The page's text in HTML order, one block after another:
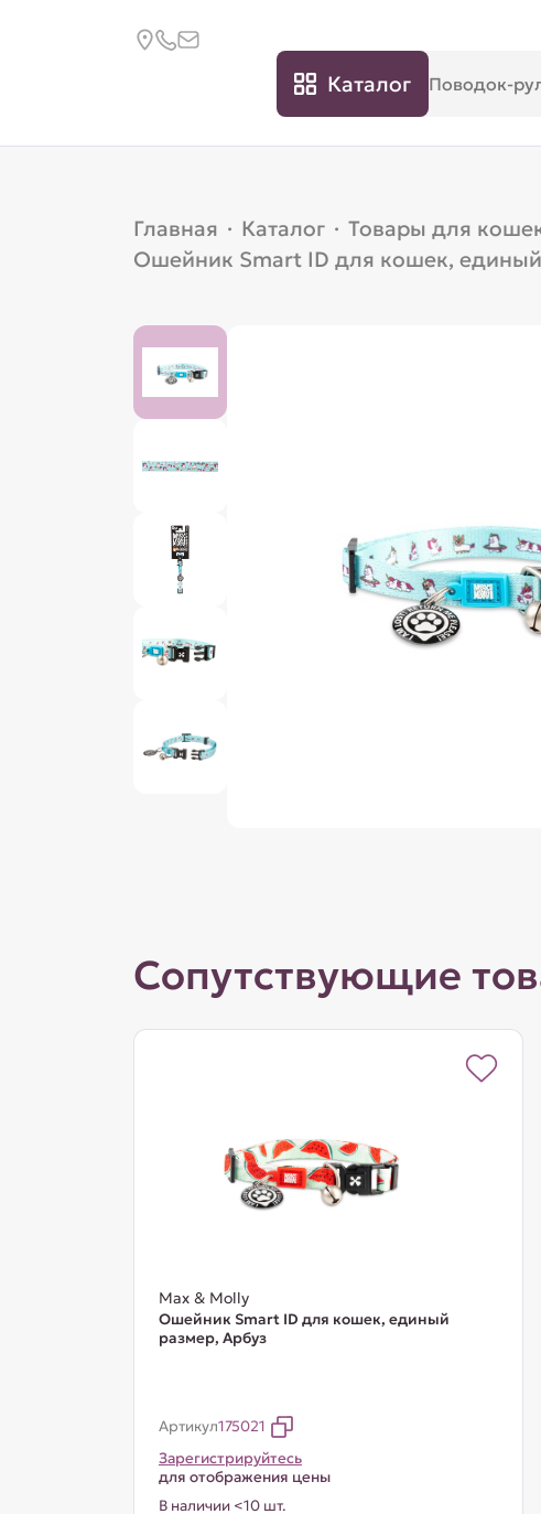
Каталог
Главная · Каталог · Товары для
Ошейник Smart ID для кошек,
Сопутствующие
Max & Molly
Ошейник Smart ID для кошек, единый
размер, Арбуз
Артикул175021
Зарегистрируйтесь
для отображения цены
В наличии <10 шт.